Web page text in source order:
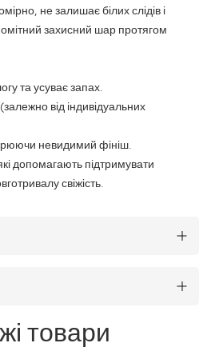
не залишає білих слідів і
захисний шар протягом
та усуває запах.
від індивідуальних
невидимий фініш.
допомагають підтримувати
свіжість.
товари